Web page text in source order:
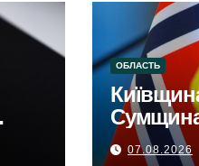
ОБЛАСТЬ
07.08.2026